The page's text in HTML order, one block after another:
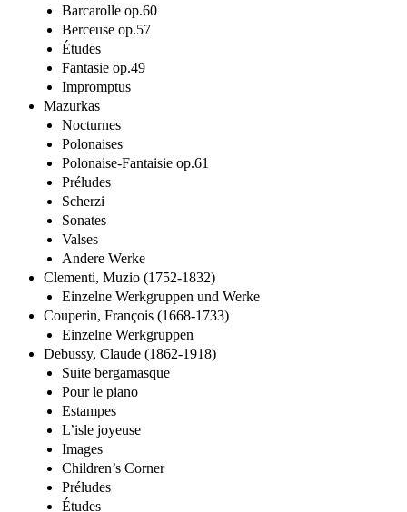
Barcarolle op.60
Berceuse op.57
Études
Fantasie op.49
Impromptus
Mazurkas
Nocturnes
Polonaises
Polonaise-Fantaisie op.61
Préludes
Scherzi
Sonates
Valses
Andere Werke
Clementi, Muzio (1752-1832)
Einzelne Werkgruppen und Werke
Couperin, François (1668-1733)
Einzelne Werkgruppen
Debussy, Claude (1862-1918)
Suite bergamasque
Pour le piano
Estampes
L’isle joyeuse
Images
Children’s Corner
Préludes
Études